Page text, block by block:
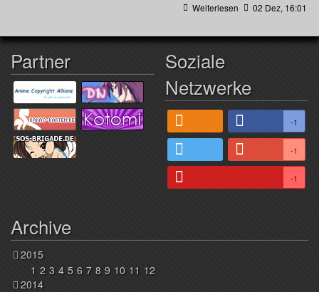
Weiterlesen 02 Dez, 16:01
Partner
Soziale
Netzwerke
-1
-1
-1
Archive
2015
1 2 3 4 5 6 7 8 9 10 11 12
2014